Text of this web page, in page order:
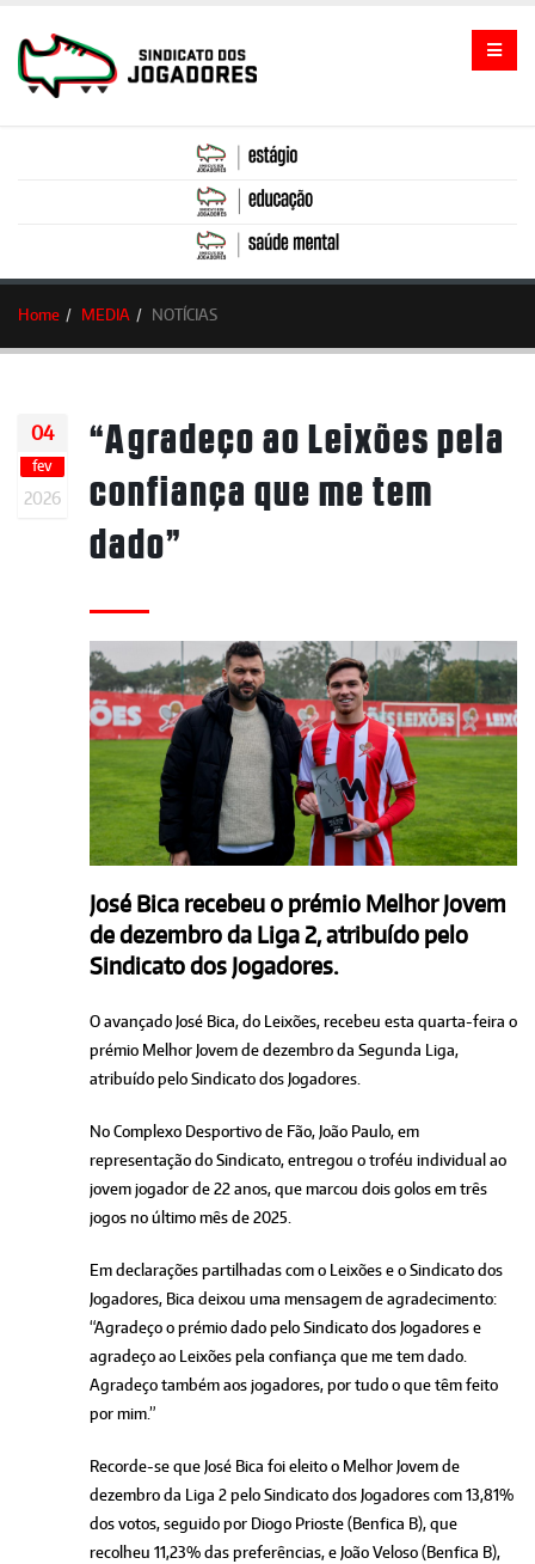
Home MEDIA NOTÍCIAS
04
fev
2026
“Agradeço ao Leixões pela
confiança que me tem
dado”
José Bica recebeu o prémio Melhor Jovem
de dezembro da Liga 2, atribuído pelo
Sindicato dos Jogadores.
O avançado José Bica, do Leixões, recebeu esta quarta-feira o
prémio Melhor Jovem de dezembro da Segunda Liga,
atribuído pelo Sindicato dos Jogadores.
No Complexo Desportivo de Fão, João Paulo, em
representação do Sindicato, entregou o troféu individual ao
jovem jogador de 22 anos, que marcou dois golos em três
jogos no último mês de 2025.
Em declarações partilhadas com o Leixões e o Sindicato dos
Jogadores, Bica deixou uma mensagem de agradecimento:
“Agradeço o prémio dado pelo Sindicato dos Jogadores e
agradeço ao Leixões pela confiança que me tem dado.
Agradeço também aos jogadores, por tudo o que têm feito
por mim.”
Recorde-se que José Bica foi eleito o Melhor Jovem de
dezembro da Liga 2 pelo Sindicato dos Jogadores com 13,81%
dos votos, seguido por Diogo Prioste (Benfica B), que
recolheu 11,23% das preferências, e João Veloso (Benfica B),